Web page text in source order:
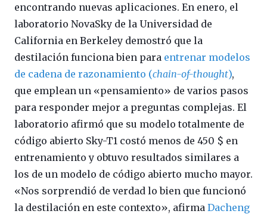
encontrando nuevas aplicaciones. En enero, el
laboratorio NovaSky de la Universidad de
California en Berkeley demostró que la
destilación funciona bien para entrenar modelos
de cadena de razonamiento (chain-of-thought),
que emplean un «pensamiento» de varios pasos
para responder mejor a preguntas complejas. El
laboratorio afirmó que su modelo totalmente de
código abierto Sky-T1 costó menos de 450 $ en
entrenamiento y obtuvo resultados similares a
los de un modelo de código abierto mucho mayor.
«Nos sorprendió de verdad lo bien que funcionó
la destilación en este contexto», afirma Dacheng